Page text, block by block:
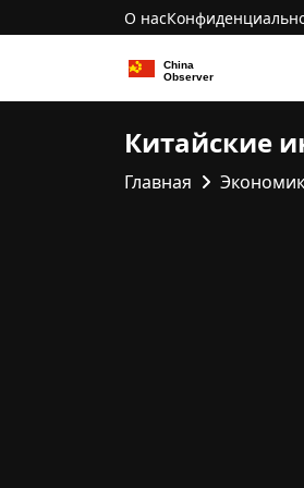
О нас
Китайские
Главная